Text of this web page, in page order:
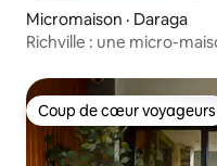
Micromaison · Daraga
Richville : une micro-
Coup de cœur voyageurs
Coup de cœur voyageurs